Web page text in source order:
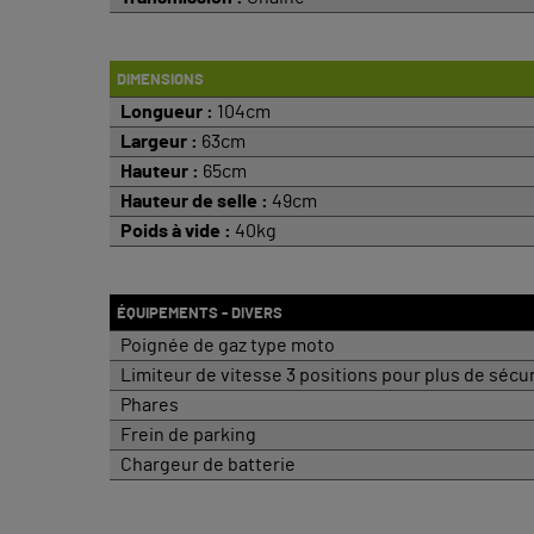
DIMENSIONS
Longueur : 104cm
Largeur : 63cm
Hauteur : 65cm
Hauteur de selle : 49cm
Poids à vide : 40kg
ÉQUIPEMENTS - DIVERS
Poignée de gaz type moto
Limiteur de vitesse 3 positions pour plus de
Phares
Frein de parking
Chargeur de batterie